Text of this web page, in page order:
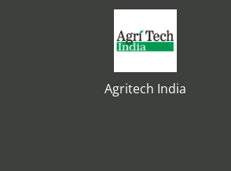
Agritech India